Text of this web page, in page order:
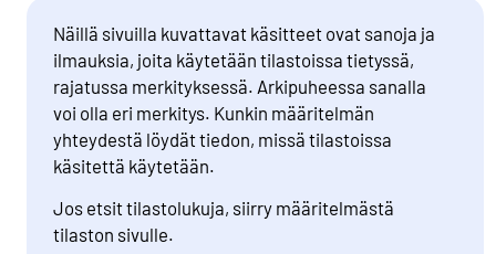
Näillä sivuilla kuvattavat käsitteet ovat sanoja ja
ilmauksia, joita käytetään tilastoissa tietyssä,
rajatussa merkityksessä. Arkipuheessa sanalla
voi olla eri merkitys. Kunkin määritelmän
yhteydestä löydät tiedon, missä tilastoissa
käsitettä käytetään.
Jos etsit tilastolukuja, siirry määritelmästä
tilaston sivulle.